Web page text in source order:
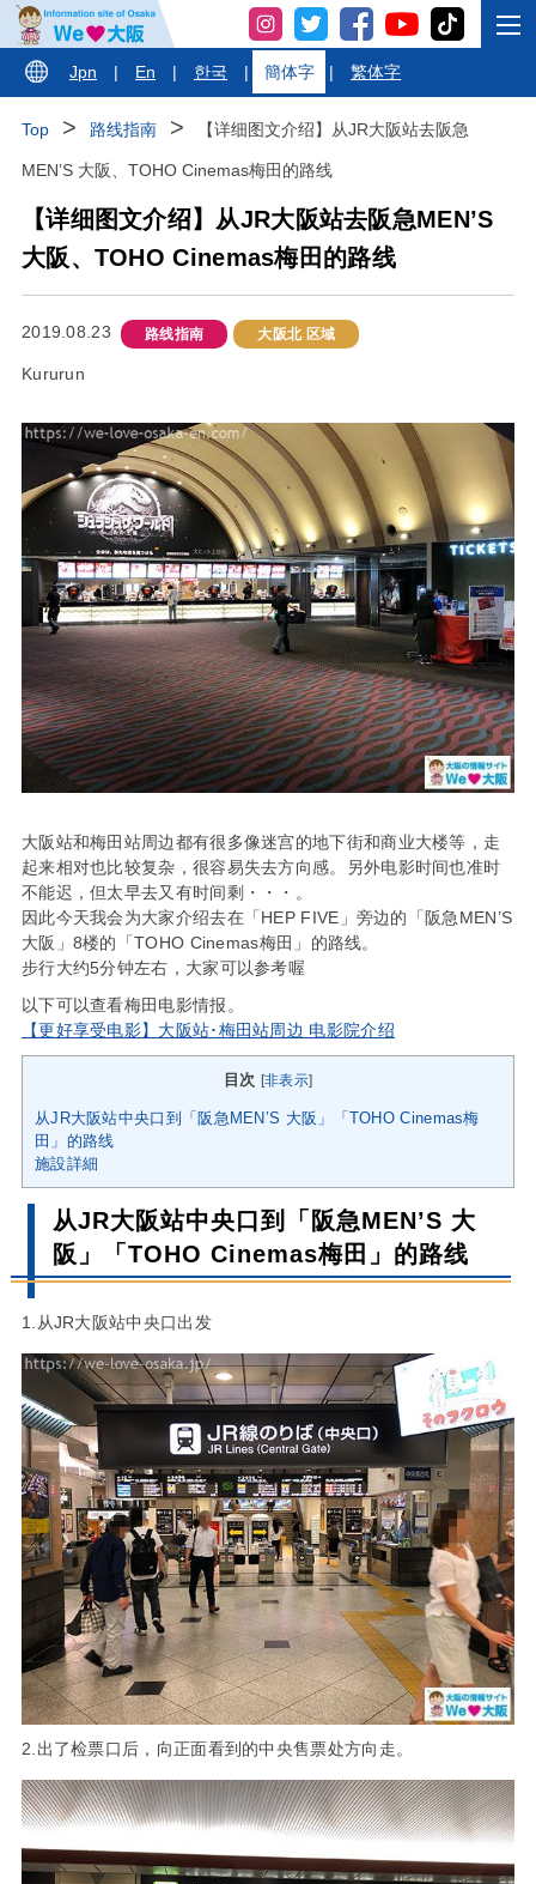
Jpn | En | 한국 | 簡体字 | 繁体字
Top 路线指南 【详细图文介绍】从JR大阪站去阪急
MEN’S 大阪、TOHO Cinemas梅田的路线
【详细图文介绍】从JR大阪站去阪急MEN’S
大阪、TOHO Cinemas梅田的路线
2019.08.23 路线指南 大阪北 区域
Kururun
大阪站和梅田站周边都有很多像迷宫的地下街和商业大楼等，走
起来相对也比较复杂，很容易失去方向感。另外电影时间也准时
不能迟，但太早去又有时间剩・・・。
因此今天我会为大家介绍去在「HEP FIVE」旁边的「阪急MEN’S
大阪」8楼的「TOHO Cinemas梅田」的路线。
步行大约5分钟左右，大家可以参考喔
以下可以查看梅田电影情报。
【更好享受电影】大阪站･梅田站周边 电影院介绍
目次 [非表示]
从JR大阪站中央口到「阪急MEN’S 大阪」「TOHO Cinemas梅
田」的路线
施設詳細
从JR大阪站中央口到「阪急MEN’S 大
阪」「TOHO Cinemas梅田」的路线
1.从JR大阪站中央口出发
2.出了检票口后，向正面看到的中央售票处方向走。